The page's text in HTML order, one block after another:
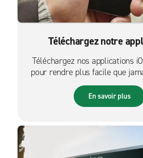
Téléchargez notre
Téléchargez nos applications
pour rendre plus facile que
des réservations sur le
En savoir plus